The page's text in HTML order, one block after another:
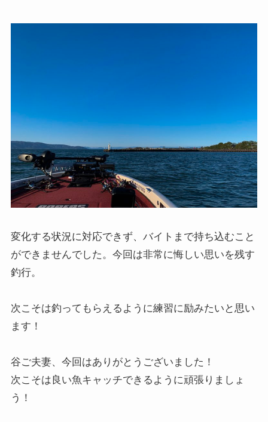
変化する状況に対応できず、バイトまで持ち込むこと
ができませんでした。今回は非常に悔しい思いを残す
釣行。
次こそは釣ってもらえるように練習に励みたいと思い
ます！
谷ご夫妻、今回はありがとうございました！
次こそは良い魚キャッチできるように頑張りましょ
う！